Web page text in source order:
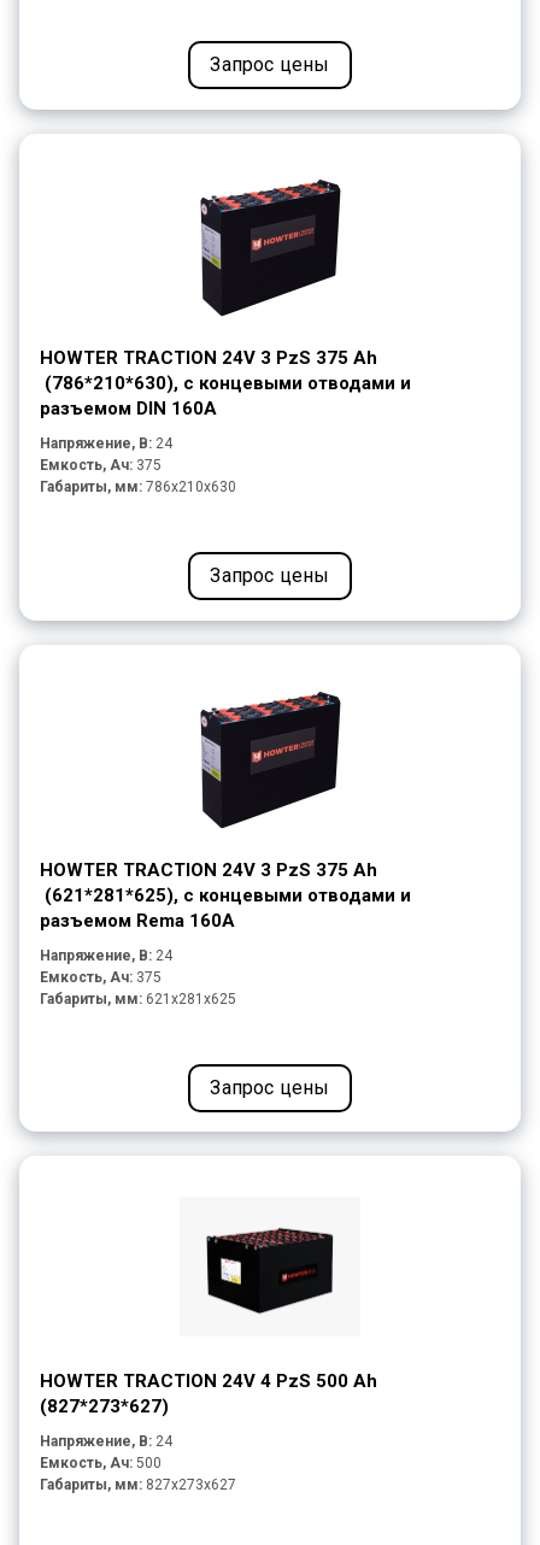
Запрос цены
HOWTER TRACTION 24V 3 PzS 375 Ah
(786*210*630), с концевыми отводами и
разъемом DIN 160A
Напряжение, В: 24
Емкость, Ач: 375
Габариты, мм: 786x210x630
Запрос цены
HOWTER TRACTION 24V 3 PzS 375 Ah
(621*281*625), с концевыми отводами и
разъемом Rema 160A
Напряжение, В: 24
Емкость, Ач: 375
Габариты, мм: 621x281x625
Запрос цены
HOWTER TRACTION 24V 4 PzS 500 Ah
(827*273*627)
Напряжение, В: 24
Емкость, Ач: 500
Габариты, мм: 827x273x627